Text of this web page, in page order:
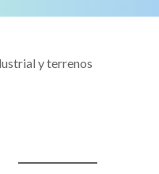
y terrenos